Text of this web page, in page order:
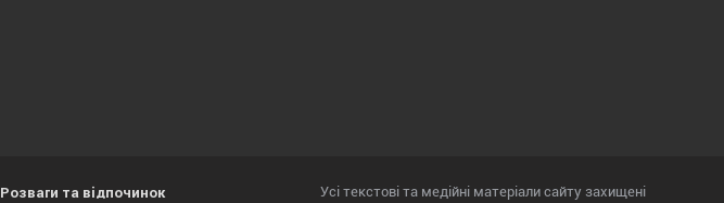
Розваги та відпочинок
Усі текстові та медійні матеріали сайту захищені